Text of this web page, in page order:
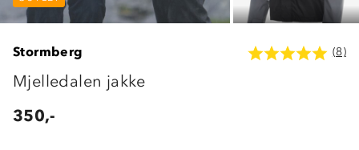
Stormberg (8)
Mjelledalen jakke
350,-